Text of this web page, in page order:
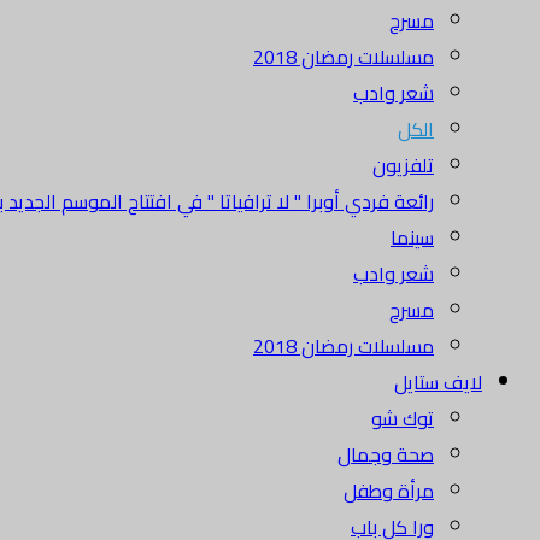
مسرح
مسلسلات رمضان 2018
شعر وادب
الكل
تلفزيون
رائعة فردي أوبرا " لا ترافياتا " في افتتاح الموسم الجديد
سينما
شعر وادب
مسرح
مسلسلات رمضان 2018
لايف ستايل
توك شو
صحة وجمال
مرأة وطفل
ورا كل باب